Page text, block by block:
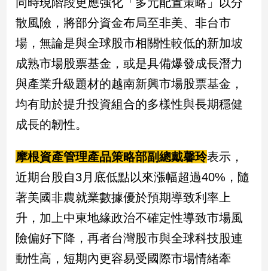
散風險，將部分資金布局至非美、非台市
場，無論是與全球股市相關性較低的新加坡
成熟市場股票基金，或是具備爆發成長潛力
與產業升級題材的越南新興市場股票基金，
均有助於提升投資組合的多樣性與長期穩健
成長的韌性。
摩根資產管理產品策略部副總戴馨玲表示，
近期台股自3月底低點以來漲幅超過40%，隨
著美國非農就業數據優於預期導致利率上
升，加上中東地緣政治不確定性導致市場風
險偏好下降，再者台灣股市與全球科技股連
動性高，短期內更容易受國際市場情緒牽